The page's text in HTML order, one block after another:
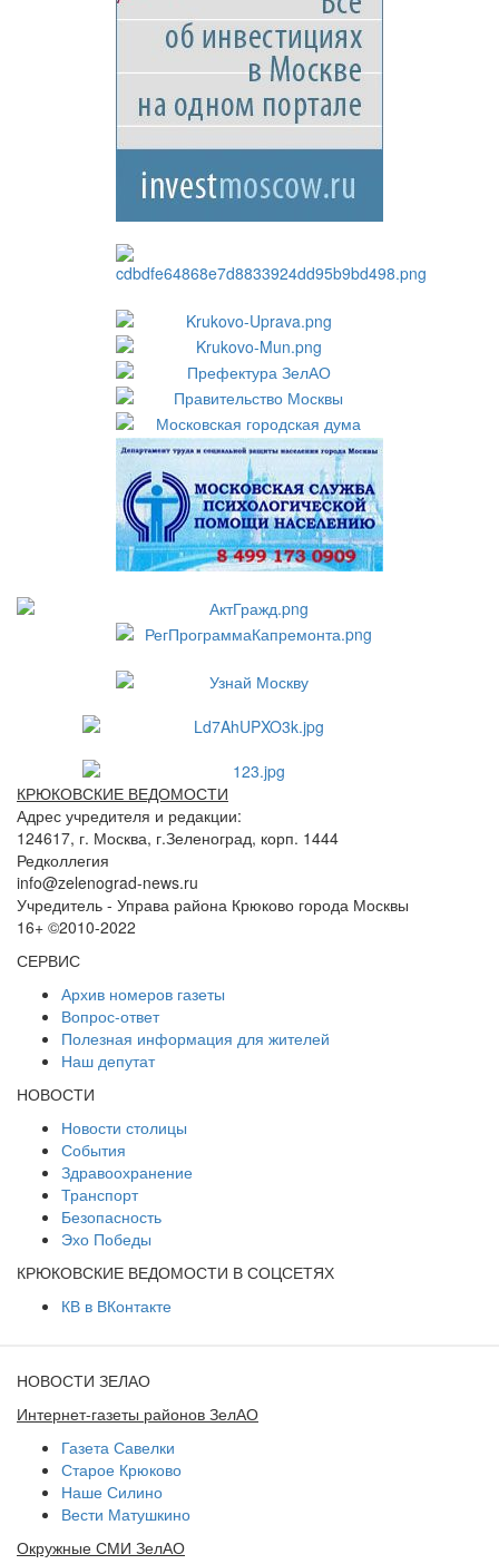
КРЮКОВСКИЕ ВЕДОМОСТИ
Адрес учредителя и редакции:
124617, г. Москва, г.Зеленоград, корп. 1444
Редколлегия
info@zelenograd-news.ru
Учредитель - Управа района Крюково города Москвы
16+ ©2010-2022
СЕРВИС
Архив номеров газеты
Вопрос-ответ
Полезная информация для жителей
Наш депутат
НОВОСТИ
Новости столицы
События
Здравоохранение
Транспорт
Безопасность
Эхо Победы
КРЮКОВСКИЕ ВЕДОМОСТИ В СОЦСЕТЯХ
КВ в ВКонтакте
НОВОСТИ ЗЕЛАО
Интернет-газеты районов ЗелАО
Газета Савелки
Старое Крюково
Наше Силино
Вести Матушкино
Окружные СМИ ЗелАО